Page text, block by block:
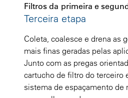
Filtros da primeira e
Terceira etapa
Coleta, coalesce e drena as
mais finas geradas pelas
Junto com as pregas
cartucho de filtro do terceiro
sistema de espaçamento de